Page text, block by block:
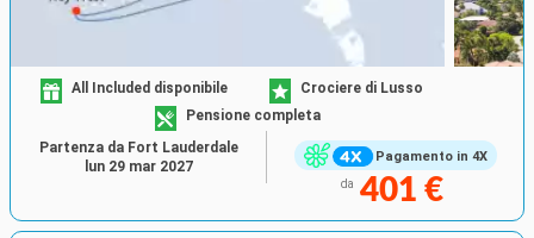
Pagamento in 4X
All Included disponibile
Crociere di Lusso
Pensione completa
da 401 €
Partenza da Fort Lauderdale
lun 29 mar 2027